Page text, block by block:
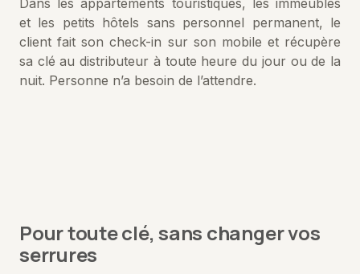
et les petits hôtels sans personnel permanent, le
client fait son check-in sur son mobile et récupère
sa clé au distributeur à toute heure du jour ou de la
nuit. Personne n’a besoin de l’attendre.
Pour toute clé, sans changer vos
serrures